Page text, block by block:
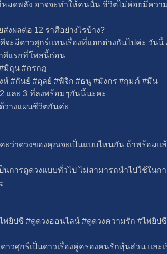
มดพลัง อาจจะทำให้คนนั้น ชีวิตไม่ค่อยมีควา
ส่งผลต่อ 12 ราศีอย่างไรบ้าง?
จะมีดาวศุกร์แทนเรื่องที่แตกต่างกันไปค่ะ วันนี้
ศีแรกที่โพสนี้ก่อน
มิถุน #กรกฎ
#กันย์ #ตุลย์ #พิจิก #ธนู #มังกร #กุมภ์ #มีน
และ 3 ที่ลงพร้อมๆกันนี้นะคะ
วางแผนชีวิตกันค่ะ
ะว่าดวงของคุณจะเป็นแบบไหนกัน ถ้าพร้อม
ป็นการดูดวงแบบทั่วไป ไม่สามารถนำไปใช้ใ
พ่ยิปซี #ดูดวงออนไลน์ #ดูดวงความรัก #ไพ่ยิป
าวศุกร์เป็นดาวเรื่องคู่ครองคนรักหุ้นส่วน แล